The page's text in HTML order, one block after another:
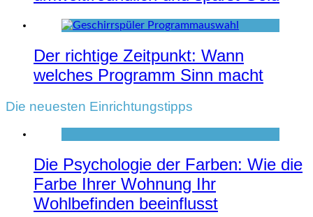
Der richtige Zeitpunkt: Wann
welches Programm Sinn macht
Die neuesten Einrichtungstipps
Die Psychologie der Farben: Wie die
Farbe Ihrer Wohnung Ihr
Wohlbefinden beeinflusst